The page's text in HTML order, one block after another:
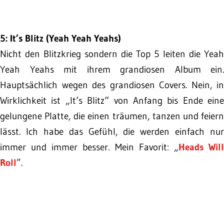
5: It’s Blitz (Yeah Yeah Yeahs)
Nicht den Blitzkrieg sondern die Top 5 leiten die Yeah
Yeah Yeahs mit ihrem grandiosen Album ein.
Hauptsächlich wegen des grandiosen Covers. Nein, in
Wirklichkeit ist „It‘s Blitz“ von Anfang bis Ende eine
gelungene Platte, die einen träumen, tanzen und feiern
lässt. Ich habe das Gefühl, die werden einfach nur
immer und immer besser. Mein Favorit: „Heads Will
Roll”.